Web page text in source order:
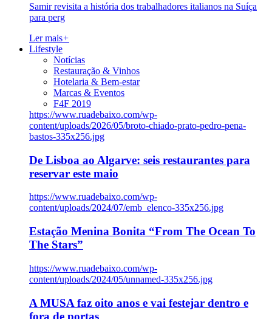
Samir revisita a história dos trabalhadores italianos na Suíça
para perg
Ler mais+
Lifestyle
Notícias
Restauração & Vinhos
Hotelaria & Bem-estar
Marcas & Eventos
F4F 2019
https://www.ruadebaixo.com/wp-
content/uploads/2026/05/broto-chiado-prato-pedro-pena-
bastos-335x256.jpg
De Lisboa ao Algarve: seis restaurantes para
reservar este maio
https://www.ruadebaixo.com/wp-
content/uploads/2024/07/emb_elenco-335x256.jpg
Estação Menina Bonita “From The Ocean To
The Stars”
https://www.ruadebaixo.com/wp-
content/uploads/2024/05/unnamed-335x256.jpg
A MUSA faz oito anos e vai festejar dentro e
fora de portas